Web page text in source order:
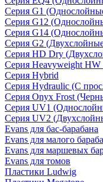
Серия G1
Серия G12
Серия G14
Серия G2
Серия HD Dry
Серия Heavyweight
Серия Hybrid
Серия Hydraulic (С
Серия Onyx Frost
Серия UV1
Серия UV2
Evans для бас-барабана
Evans для малого
Evans для маршевых
Evans для томов
Пластики Ludwig